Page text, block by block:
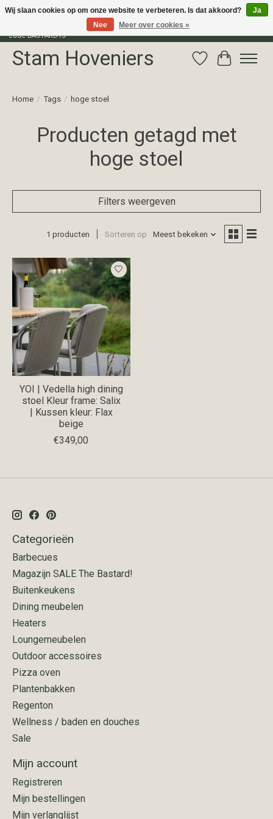
Profiteer van 15% korting op het gehele assortiment van The Bastard met
code BASTARD15
Stam Hoveniers Verlanglijst
Home / Tags / hoge stoel
Producten getagd met
hoge stoel
Filters weergeven
1 producten Sorteren op Meest bekeken
YOI | Vedella high dining
stoel Kleur frame: Salix
| Kussen kleur: Flax
beige
€349,00
Categorieën
Barbecues
Magazijn SALE The Bastard!
Buitenkeukens
Dining meubelen
Heaters
Loungemeubelen
Outdoor accessoires
Pizza oven
Plantenbakken
Regenton
Wellness / baden en douches
Sale
Mijn account
Registreren
Mijn bestellingen
Mijn verlanglijst
Wij slaan cookies op om onze website te verbeteren. Is dat akkoord?
Ja
Nee
Meer over cookies »